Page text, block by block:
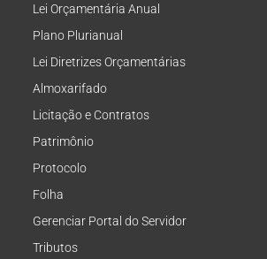
Lei Orçamentária Anual
Plano Plurianual
Lei Diretrizes Orçamentárias
Almoxarifado
Licitação e Contratos
Patrimônio
Protocolo
Folha
Gerenciar Portal do Servidor
Tributos